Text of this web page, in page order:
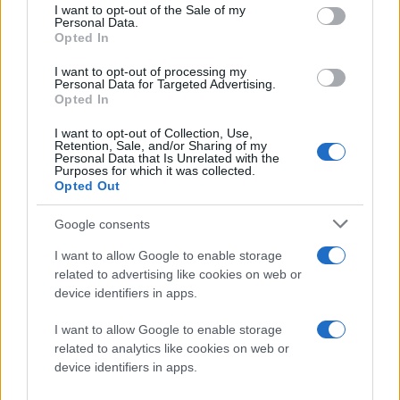
consent section.
I want to opt-out of the Sale of my
Personal Data.
Opted In
I want to opt-out of processing my
Personal Data for Targeted Advertising.
Opted In
I want to opt-out of Collection, Use,
Retention, Sale, and/or Sharing of my
Personal Data that Is Unrelated with the
Purposes for which it was collected.
Opted Out
Google consents
I want to allow Google to enable storage
related to advertising like cookies on web or
device identifiers in apps.
I want to allow Google to enable storage
related to analytics like cookies on web or
device identifiers in apps.
Την παράσταση παρακολούθησαν online περίπου 1200
χρήστες του κοινωνικού δικτύου, κατά τη διάρκεια
φωτογραφίες, αναρτώντας status updates,
σχολιάζοντας τα τεκτενόμενα αλλά και ψηφίζοντας